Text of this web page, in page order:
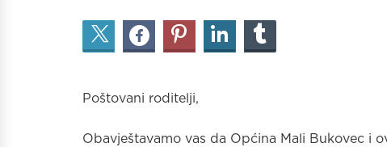
Poštovani roditelji,
Obavještavamo vas da Općina Mali Bukovec i